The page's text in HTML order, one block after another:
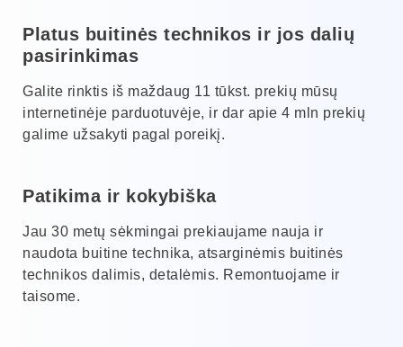
Platus buitinės technikos ir jos dalių
pasirinkimas
Galite rinktis iš maždaug 11 tūkst. prekių mūsų
internetinėje parduotuvėje, ir dar apie 4 mln prekių
galime užsakyti pagal poreikį.
Patikima ir kokybiška
Jau 30 metų sėkmingai prekiaujame nauja ir
naudota buitine technika, atsarginėmis buitinės
technikos dalimis, detalėmis. Remontuojame ir
taisome.